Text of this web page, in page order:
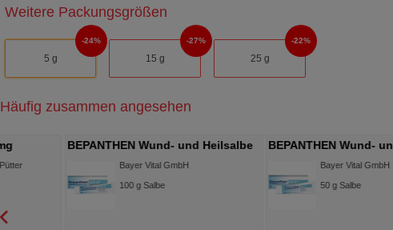
Weitere Packungsgrößen
5 g
24%
15 g
27%
25 g
22%
Häufig zusammen angesehen
BEPANTHEN Wund- und Heilsalbe
Bayer Vital GmbH
100g Salbe
BEPANTHEN Wund- und Heilsalbe
Bayer Vital GmbH
50g Salbe